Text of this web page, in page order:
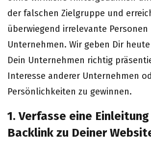
der falschen Zielgruppe und
überwiegend irrelevante Personen
Unternehmen. Wir geben Dir
Dein Unternehmen richtig
Interesse anderer Unternehmen
Persönlichkeiten zu gewinnen.
1. Verfasse eine
Backlink zu Deiner